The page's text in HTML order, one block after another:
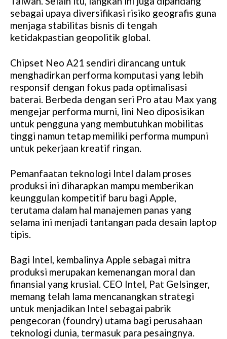
sebagai upaya diversifikasi risiko geografis guna
menjaga stabilitas bisnis di tengah
ketidakpastian geopolitik global.
Chipset Neo A21 sendiri dirancang untuk
menghadirkan performa komputasi yang lebih
responsif dengan fokus pada optimalisasi
baterai. Berbeda dengan seri Pro atau Max yang
mengejar performa murni, lini Neo diposisikan
untuk pengguna yang membutuhkan mobilitas
tinggi namun tetap memiliki performa mumpuni
untuk pekerjaan kreatif ringan.
Pemanfaatan teknologi Intel dalam proses
produksi ini diharapkan mampu memberikan
keunggulan kompetitif baru bagi Apple,
terutama dalam hal manajemen panas yang
selama ini menjadi tantangan pada desain laptop
tipis.
Bagi Intel, kembalinya Apple sebagai mitra
produksi merupakan kemenangan moral dan
finansial yang krusial. CEO Intel, Pat Gelsinger,
memang telah lama mencanangkan strategi
untuk menjadikan Intel sebagai pabrik
pengecoran (foundry) utama bagi perusahaan
teknologi dunia, termasuk para pesaingnya.